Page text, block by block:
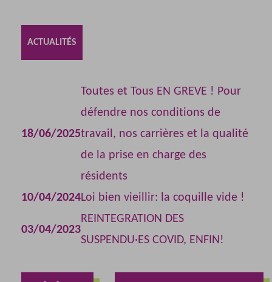
ACTUALITÉS
18/06/2025
Toutes et Tous EN GREVE ! Pour
défendre nos conditions de
travail, nos carrières et la qualité
de la prise en charge des
résidents
10/04/2024Loi bien vieillir: la coquille vide !
03/04/2023
REINTEGRATION DES
SUSPENDU·ES COVID, ENFIN!